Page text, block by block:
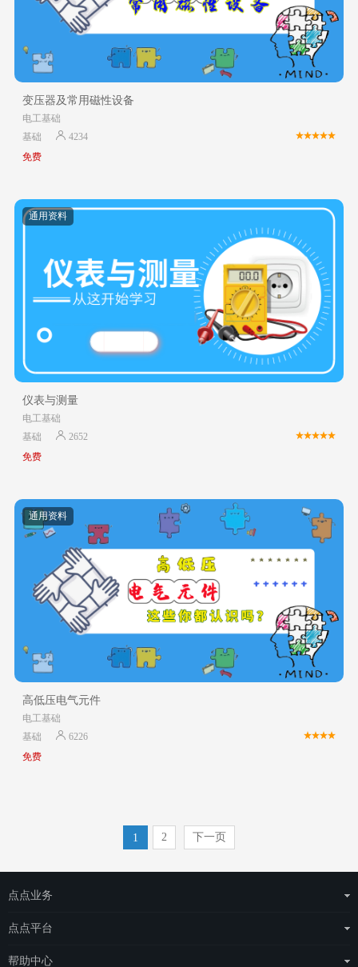
变压器及常用磁性设备
电工基础
基础
4234
免费
通用资料
仪表与测量
电工基础
基础
2652
免费
通用资料
高低压电气元件
电工基础
基础
6226
免费
1 2 下一页
点点业务
运营商整体解决方案
物联网云平台
点点平台
eSAS管理平台
帮助中心